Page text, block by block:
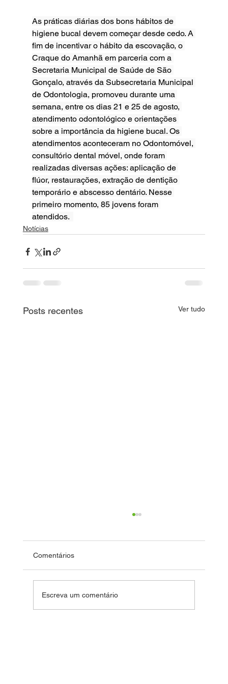
As práticas diárias dos bons hábitos de
higiene bucal devem começar desde cedo. A
fim de incentivar o hábito da escovação, o
Craque do Amanhã em parceria com a
Secretaria Municipal de Saúde de São
Gonçalo, através da Subsecretaria Municipal
de Odontologia, promoveu durante uma
semana, entre os dias 21 e 25 de agosto,
atendimento odontológico e orientações
sobre a importância da higiene bucal. Os
atendimentos aconteceram no Odontomóvel,
consultório dental móvel, onde foram
realizadas diversas ações: aplicação de
flúor, restaurações, extração de dentição
temporário e abscesso dentário. Nesse
primeiro momento, 85 jovens foram
atendidos.
Notícias
Posts recentes Ver tudo
Comentários
Escreva um comentário